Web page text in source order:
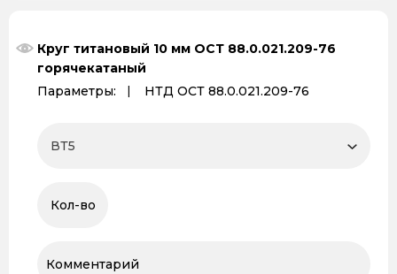
Круг титановый 10 мм ОСТ 88.0.021.209-76
горячекатаный
Параметры:
НТД ОСТ 88.0.021.209-76